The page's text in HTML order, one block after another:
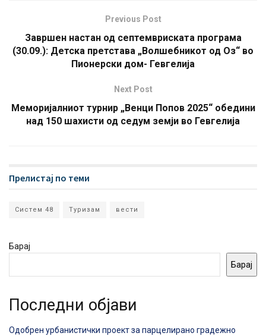
Previous Post
Завршен настан од септемвриската програма
(30.09.): Детска претстава „Волшебникот од Оз“ во
Пионeрски дом- Гевгелија
Next Post
Меморијалниот турнир „Венци Попов 2025“ обедини
над 150 шахисти од седум земји во Гевгелија
Прелистај по теми
Систем 48 Туризам вести
Барај
Барај
Последни објави
Одобрен урбанистички проект за парцелирано градежно